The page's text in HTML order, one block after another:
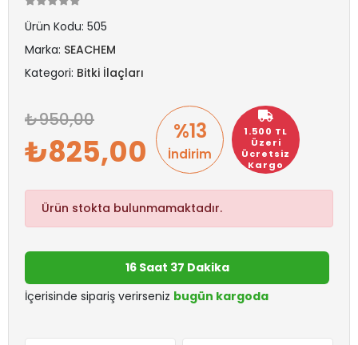
Ürün Kodu: 505
Marka: SEACHEM
Kategori: Bitki İlaçları
1.500 TL
Üzeri
Ücretsiz
Kargo
%13
İndirim
950,00
825,00
Ürün stokta bulunmamaktadır.
16 Saat 37 Dakika
İçerisinde sipariş verirseniz bugün kargoda